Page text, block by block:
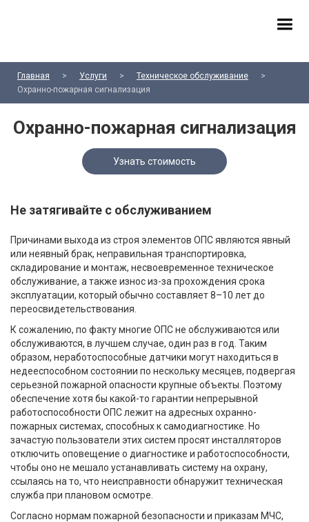
Главная > Услуги > Техническое обслуживание
>
Охранно-пожарная сигнализация
Охранно-пожарная сигнализация
Узнать стоимость
Не затягивайте с обслуживанием
Причинами выхода из строя элементов ОПС являются явный
или неявный брак, неправильная транспортировка,
складирование и монтаж, несвоевременное техническое
обслуживание, а также износ из-за прохождения срока
эксплуатации, который обычно составляет 8–10 лет до
переосвидетельствования.
К сожалению, по факту многие ОПС не обслуживаются или
обслуживаются, в лучшем случае, один раз в год. Таким
образом, неработоспособные датчики могут находиться в
недееспособном состоянии по нескольку месяцев, подвергая
серьезной пожарной опасности крупные объекты. Поэтому
обеспечение хотя бы какой-то гарантии непрерывной
работоспособности ОПС лежит на адресных охранно-
пожарных системах, способных к самодиагностике. Но
зачастую пользователи этих систем просят инсталляторов
отключить оповещение о диагностике и работоспособности,
чтобы оно не мешало устанавливать систему на охрану,
ссылаясь на то, что неисправности обнаружит техническая
служба при плановом осмотре.
Согласно нормам пожарной безопасности и приказам МЧС,